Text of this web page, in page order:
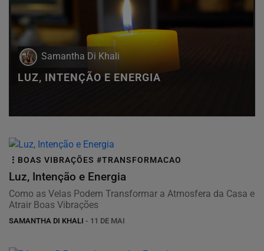
Samantha Di Khali
LUZ, INTENÇÃO E ENERGIA
BOAS VIBRAÇÕES #TRANSFORMACAO
Luz, Intenção e Energia
Como as Velas Podem Transformar a Atmosfera da Casa e
Atrair Boas Vibrações
SAMANTHA DI KHALI - 11 DE MAI